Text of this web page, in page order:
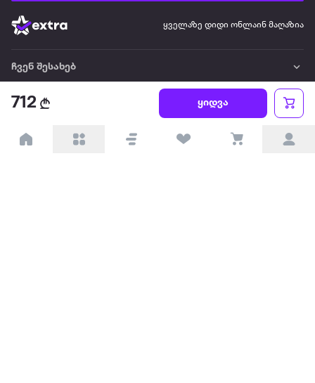
712 ყიდვა
ყველაზე დიდი ონლაინ მაღაზია
ჩვენ შესახებ
წესები და პირობები
პარტნიორებისთვის